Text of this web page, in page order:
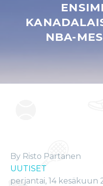
NBA-
By Risto Partanen
UUTISET
perjantai, 14 kesäkuun